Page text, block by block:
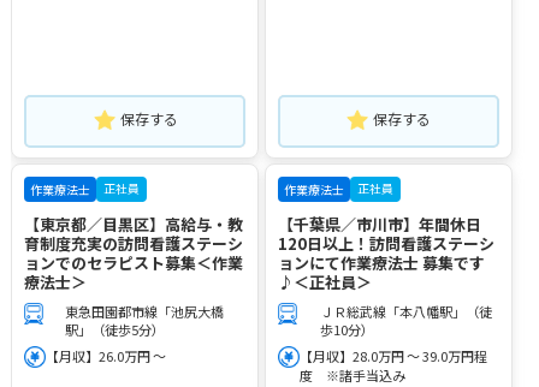
保存する 保存する
作業療法士 正社員
【東京都／目黒区】高給与・教
育制度充実の訪問看護ステーシ
ョンでのセラピスト募集＜作業
療法士＞
東急田園都市線「池尻大橋
駅」（徒歩5分）
【月収】26.0万円 ～
作業療法士 正社員
【千葉県／市川市】年間休日
120日以上！訪問看護ステーシ
ョンにて作業療法士 募集です
♪＜正社員＞
ＪＲ総武線「本八幡駅」（徒
歩10分）
【月収】28.0万円 ～ 39.0万円程
度 ※諸手当込み